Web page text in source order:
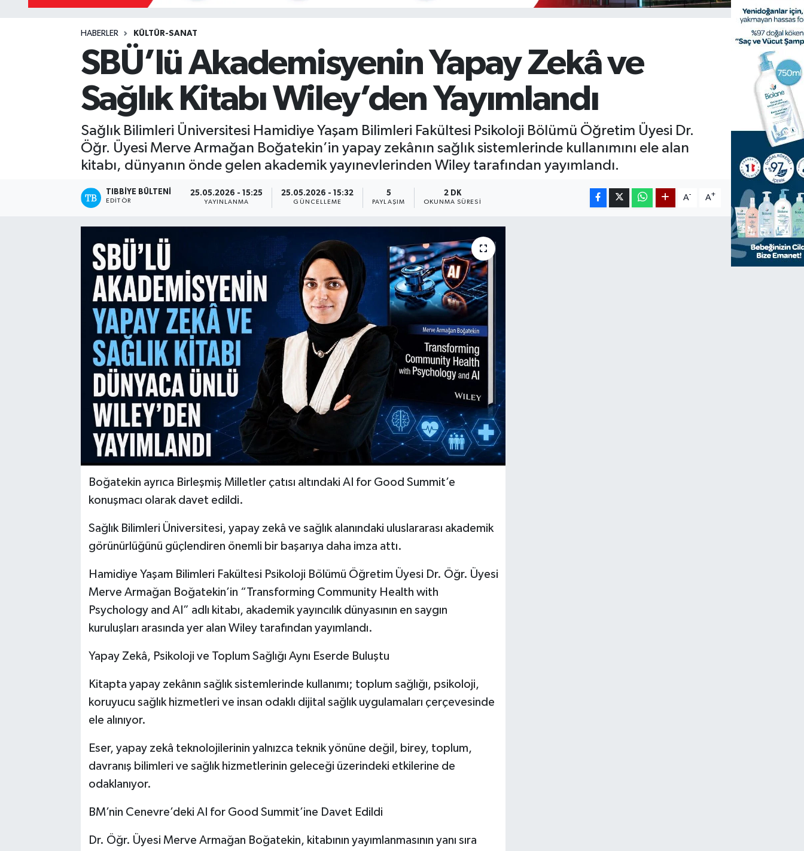
HABERLER KÜLTÜR-SANAT
SBÜ’lü Akademisyenin Yapay Zekâ ve
Sağlık Kitabı Wiley’den Yayımlandı
Sağlık Bilimleri Üniversitesi Hamidiye Yaşam Bilimleri Fakültesi Psikoloji Bölümü Öğretim Üyesi Dr.
Öğr. Üyesi Merve Armağan Boğatekin’in yapay zekânın sağlık sistemlerinde kullanımını ele alan
kitabı, dünyanın önde gelen akademik yayınevlerinden Wiley tarafından yayımlandı.
TIBBIYE BÜLTENI
EDITÖR
25.05.2026 - 15:25
YAYINLANMA
25.05.2026 - 15:32
GÜNCELLEME
5
PAYLAŞIM
2 DK
OKUNMA SÜRESI
A- A+
Boğatekin ayrıca Birleşmiş Milletler çatısı altındaki AI for Good Summit’e
konuşmacı olarak davet edildi.
Sağlık Bilimleri Üniversitesi, yapay zekâ ve sağlık alanındaki uluslararası akademik
görünürlüğünü güçlendiren önemli bir başarıya daha imza attı.
Hamidiye Yaşam Bilimleri Fakültesi Psikoloji Bölümü Öğretim Üyesi Dr. Öğr. Üyesi
Merve Armağan Boğatekin’in “Transforming Community Health with
Psychology and AI” adlı kitabı, akademik yayıncılık dünyasının en saygın
kuruluşları arasında yer alan Wiley tarafından yayımlandı.
Yapay Zekâ, Psikoloji ve Toplum Sağlığı Aynı Eserde Buluştu
Kitapta yapay zekânın sağlık sistemlerinde kullanımı; toplum sağlığı, psikoloji,
koruyucu sağlık hizmetleri ve insan odaklı dijital sağlık uygulamaları çerçevesinde
ele alınıyor.
Eser, yapay zekâ teknolojilerinin yalnızca teknik yönüne değil, birey, toplum,
davranış bilimleri ve sağlık hizmetlerinin geleceği üzerindeki etkilerine de
odaklanıyor.
BM’nin Cenevre’deki AI for Good Summit’ine Davet Edildi
Dr. Öğr. Üyesi Merve Armağan Boğatekin, kitabının yayımlanmasının yanı sıra